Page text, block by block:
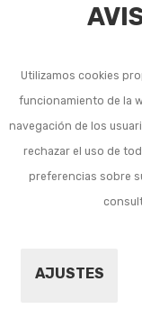
Utilizamos cookies
funcionamiento de la
navegación de los
rechazar el uso de
preferencias sobre
AJUSTES
Listado de